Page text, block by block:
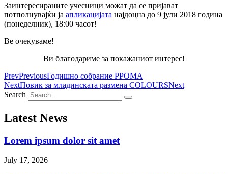
Заинтересираните учесници можат да се пријават
потполнувајќи ја апликацијата најдоцна до 9 јули 2018 година
(понеделник), 18:00 часот!
Ве очекуваме!
Ви благодариме за покажаниот интерес!
PrevPreviousГодишно собрание РРОМА
NextПовик за младинската размена COLOURSNext
Search
Latest News
Lorem ipsum dolor sit amet
July 17, 2026